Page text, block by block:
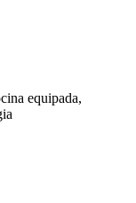
equipada,